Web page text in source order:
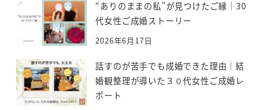
“ありのままの私”が見つけたご縁｜30
代女性ご成婚ストーリー
2026年6月17日
話すのが苦手でも成婚できた理由｜結
婚観整理が導いた３０代女性ご成婚レ
ポート